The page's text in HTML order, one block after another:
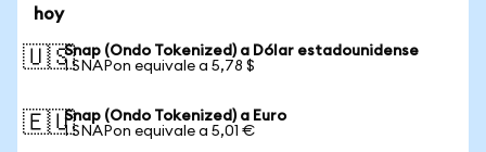
hoy
🇺🇸Snap (Ondo Tokenized) a Dólar estadounidense
1 SNAPon equivale a 5,78 $
🇪🇺Snap (Ondo Tokenized) a Euro
1 SNAPon equivale a 5,01 €